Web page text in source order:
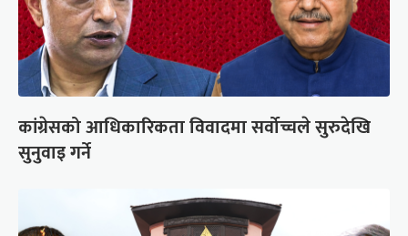
कांग्रेसको आधिकारिकता विवादमा सर्वोच्चले सुरुदेखि
सुनुवाइ गर्ने